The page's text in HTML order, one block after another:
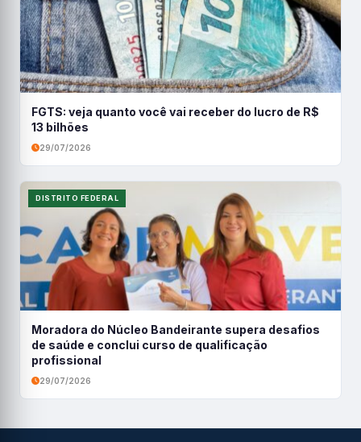
FGTS: veja quanto você vai receber do lucro de R$
13 bilhões
29/07/2026
DISTRITO FEDERAL
Moradora do Núcleo Bandeirante supera desafios
de saúde e conclui curso de qualificação
profissional
29/07/2026